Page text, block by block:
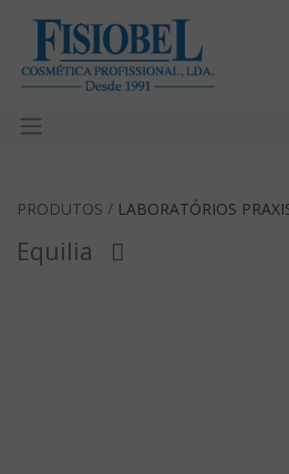
PRODUTOS / LABORATÓRIOS
Equilia